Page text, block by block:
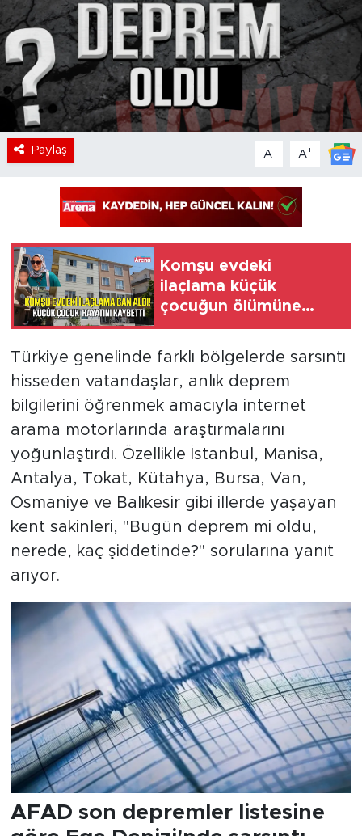
Paylaş A- A+
Komşu evdeki
ilaçlama küçük
çocuğun ölümüne
neden oldu
Türkiye genelinde farklı bölgelerde sarsıntı
hisseden vatandaşlar, anlık deprem
bilgilerini öğrenmek amacıyla internet
arama motorlarında araştırmalarını
yoğunlaştırdı. Özellikle İstanbul, Manisa,
Antalya, Tokat, Kütahya, Bursa, Van,
Osmaniye ve Balıkesir gibi illerde yaşayan
kent sakinleri, "Bugün deprem mi oldu,
nerede, kaç şiddetinde?" sorularına yanıt
arıyor.
AFAD son depremler listesine